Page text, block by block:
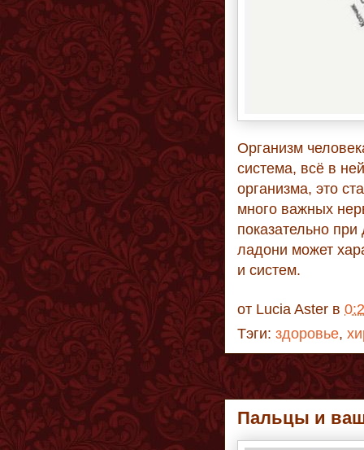
Организм
система, всё в
организма, это
много важных
показательно
ладони может
и систем.
от Lucia Aster в
Тэги: здоровье,
Пальцы и ваш